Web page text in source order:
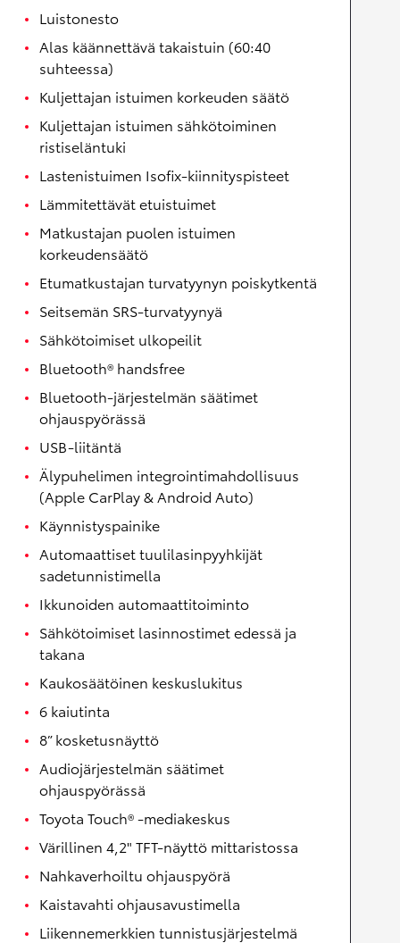
Luistonesto
Alas käännettävä takaistuin (60:40
suhteessa)
Kuljettajan istuimen korkeuden säätö
Kuljettajan istuimen sähkötoiminen
ristiseläntuki
Lastenistuimen Isofix-kiinnityspisteet
Lämmitettävät etuistuimet
Matkustajan puolen istuimen
korkeudensäätö
Etumatkustajan turvatyynyn poiskytkentä
Seitsemän SRS-turvatyynyä
Sähkötoimiset ulkopeilit
Bluetooth® handsfree
Bluetooth-järjestelmän säätimet
ohjauspyörässä
USB-liitäntä
Älypuhelimen integrointimahdollisuus
(Apple CarPlay & Android Auto)
Käynnistyspainike
Automaattiset tuulilasinpyyhkijät
sadetunnistimella
Ikkunoiden automaattitoiminto
Sähkötoimiset lasinnostimet edessä ja
takana
Kaukosäätöinen keskuslukitus
6 kaiutinta
8” kosketusnäyttö
Audiojärjestelmän säätimet
ohjauspyörässä
Toyota Touch® -mediakeskus
Värillinen 4,2" TFT-näyttö mittaristossa
Nahkaverhoiltu ohjauspyörä
Kaistavahti ohjausavustimella
Liikennemerkkien tunnistusjärjestelmä